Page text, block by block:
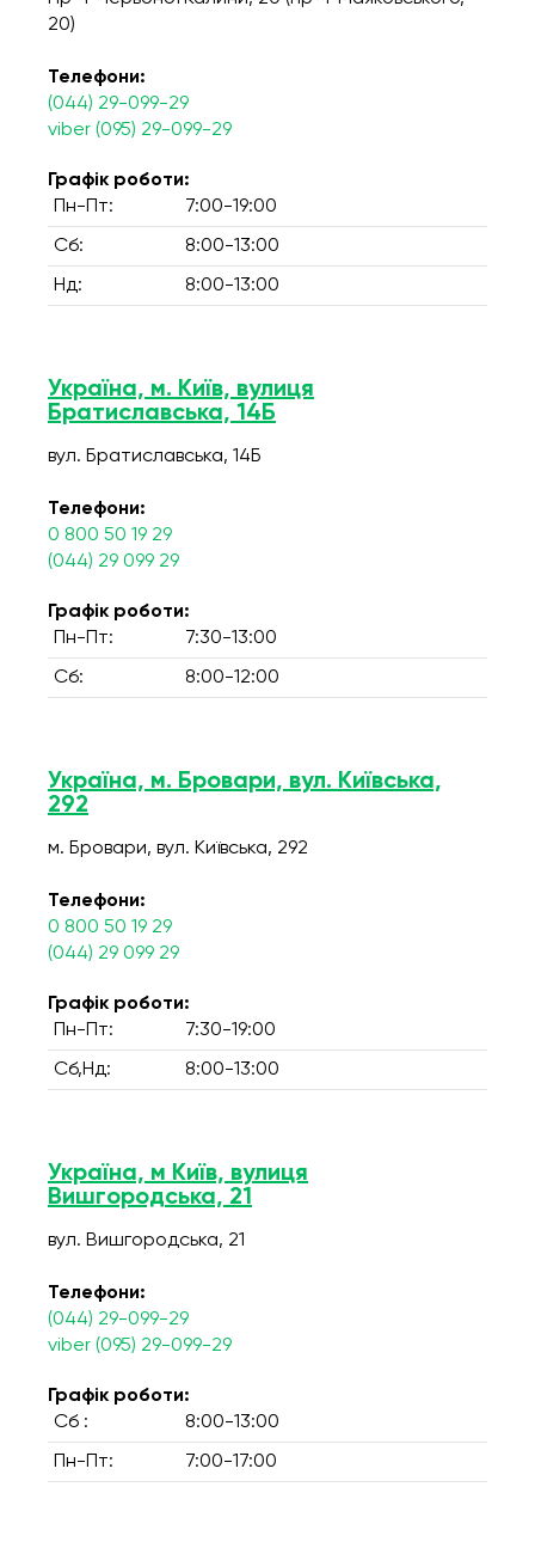
20)
Телефони:
(044) 29-099-29
viber (095) 29-099-29
Графік роботи:
Пн-Пт:
7:00-19:00
Сб: 8:00-13:00
Нд: 8:00-13:00
Україна, м. Київ, вулиця
Братиславська, 14Б
вул. Братиславська, 14Б
Телефони:
0 800 50 19 29
(044) 29 099 29
Графік роботи:
Пн-Пт:
7:30-13:00
Сб: 8:00-12:00
Україна, м. Бровари, вул. Київська,
292
м. Бровари, вул. Київська, 292
Телефони:
0 800 50 19 29
(044) 29 099 29
Графік роботи:
Пн-Пт:
7:30-19:00
Сб,Нд: 8:00-13:00
Україна, м Київ, вулиця
Вишгородська, 21
вул. Вишгородська, 21
Телефони:
(044) 29-099-29
viber (095) 29-099-29
Графік роботи:
Сб :
8:00-13:00
Пн-Пт: 7:00-17:00